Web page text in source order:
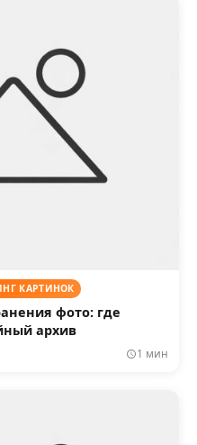
КАРТИНОК
фото: где
архив
1 мин